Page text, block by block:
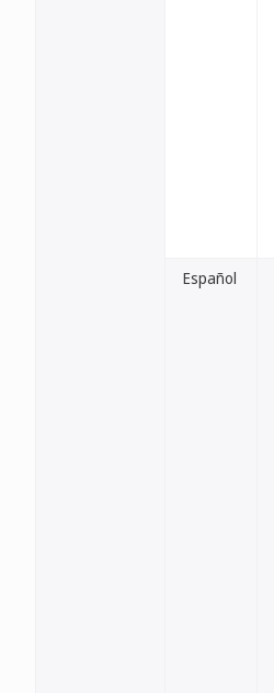
Español